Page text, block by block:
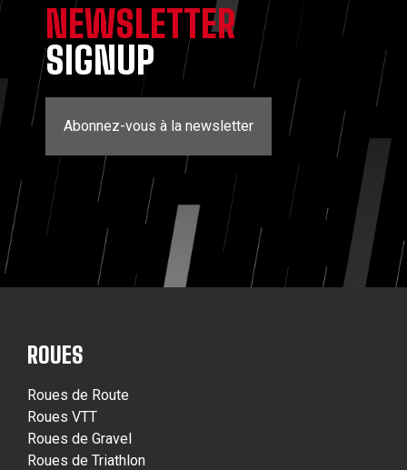
NEWSLETTER
SIGNUP
Abonnez-vous à la newsletter
ROUES
Roues de Route
Roues VTT
Roues de Gravel
Roues de Triathlon